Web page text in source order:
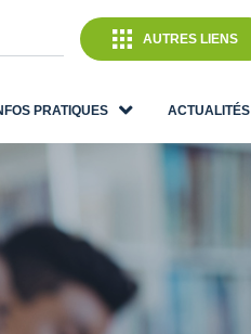
AUTRES LIENS
PRATIQUES ACTUALITÉS